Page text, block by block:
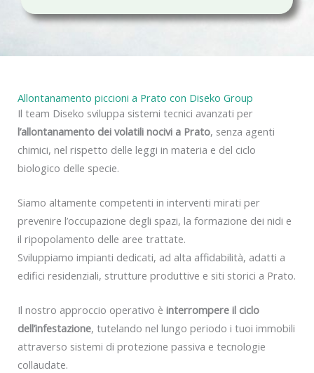
c
Allontanamento piccioni a Prato con Diseko Group
Il team Diseko sviluppa sistemi tecnici avanzati per
l’allontanamento dei volatili nocivi a Prato, senza agenti
chimici, nel rispetto delle leggi in materia e del ciclo
biologico delle specie.
Siamo altamente competenti in interventi mirati per
prevenire l’occupazione degli spazi, la formazione dei nidi e
il ripopolamento delle aree trattate.
Sviluppiamo impianti dedicati, ad alta affidabilità, adatti a
edifici residenziali, strutture produttive e siti storici a Prato.
Il nostro approccio operativo è interrompere il ciclo
dell’infestazione, tutelando nel lungo periodo i tuoi immobili
attraverso sistemi di protezione passiva e tecnologie
collaudate.